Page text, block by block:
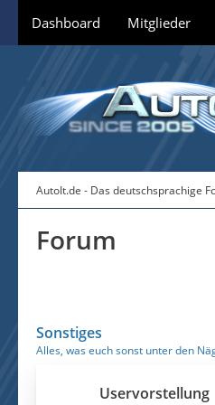
Dashboard Mitglieder
AutoIt.de - Das deutschsprachige
Forum
Sonstiges
Alles, was euch sonst unter den
Uservorstellung